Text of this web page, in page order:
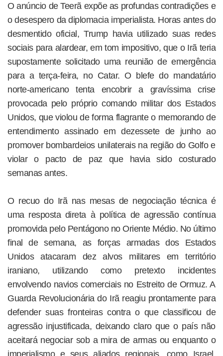
O anúncio de Teerã expõe as profundas contradições e
o desespero da diplomacia imperialista. Horas antes do
desmentido oficial, Trump havia utilizado suas redes
sociais para alardear, em tom impositivo, que o Irã teria
supostamente solicitado uma reunião de emergência
para a terça-feira, no Catar. O blefe do mandatário
norte-americano tenta encobrir a gravíssima crise
provocada pelo próprio comando militar dos Estados
Unidos, que violou de forma flagrante o memorando de
entendimento assinado em dezessete de junho ao
promover bombardeios unilaterais na região do Golfo e
violar o pacto de paz que havia sido costurado
semanas antes.
O recuo do Irã nas mesas de negociação técnica é
uma resposta direta à política de agressão contínua
promovida pelo Pentágono no Oriente Médio. No último
final de semana, as forças armadas dos Estados
Unidos atacaram dez alvos militares em território
iraniano, utilizando como pretexto incidentes
envolvendo navios comerciais no Estreito de Ormuz. A
Guarda Revolucionária do Irã reagiu prontamente para
defender suas fronteiras contra o que classificou de
agressão injustificada, deixando claro que o país não
aceitará negociar sob a mira de armas ou enquanto o
imperialismo e seus aliados regionais, como Israel,